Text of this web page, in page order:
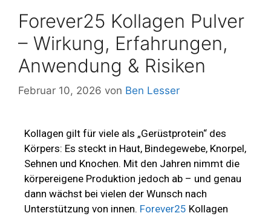
Forever25 Kollagen Pulver
– Wirkung, Erfahrungen,
Anwendung & Risiken
Februar 10, 2026 von Ben Lesser
Kollagen gilt für viele als „Gerüstprotein“ des
Körpers: Es steckt in Haut, Bindegewebe, Knorpel,
Sehnen und Knochen. Mit den Jahren nimmt die
körpereigene Produktion jedoch ab – und genau
dann wächst bei vielen der Wunsch nach
Unterstützung von innen. Forever25 Kollagen